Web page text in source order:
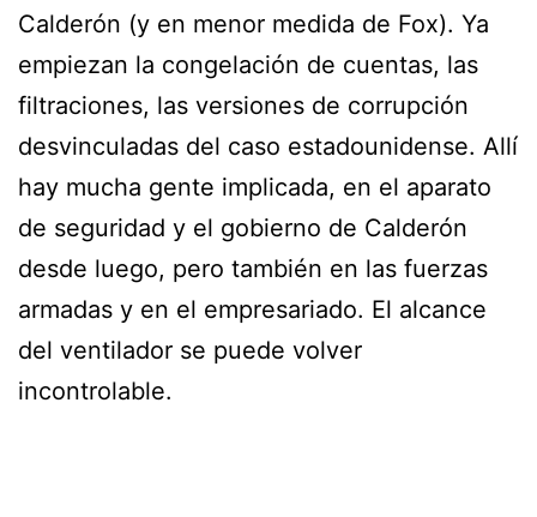
Calderón (y en menor medida de Fox). Ya
empiezan la congelación de cuentas, las
filtraciones, las versiones de corrupción
desvinculadas del caso estadounidense. Allí
hay mucha gente implicada, en el aparato
de seguridad y el gobierno de Calderón
desde luego, pero también en las fuerzas
armadas y en el empresariado. El alcance
del ventilador se puede volver
incontrolable.